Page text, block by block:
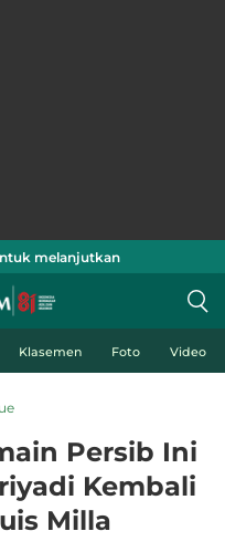
melanjutkan
Klasemen Foto Video
Persib Ini
Kembali
Milla